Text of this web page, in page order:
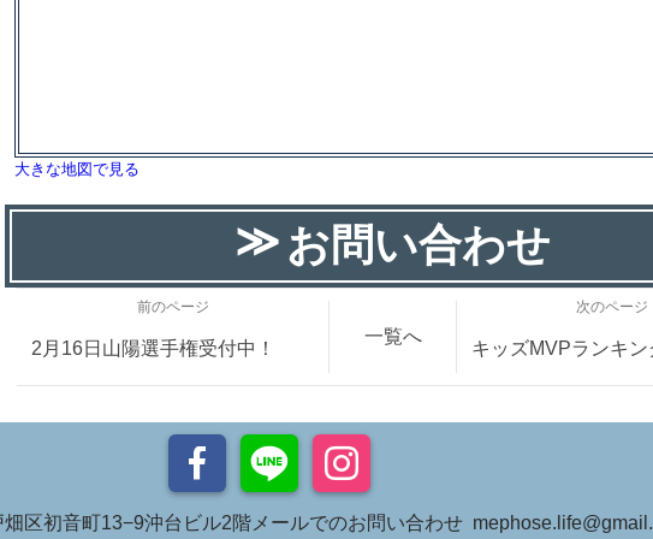
大きな地図で見る
お問い合わせ
前のページ
2月16日山陽選手権受付中！
一覧へ
次のページ
キッズMVPランキン
区初音町13−9沖台ビル2階メールでのお問い合わせ